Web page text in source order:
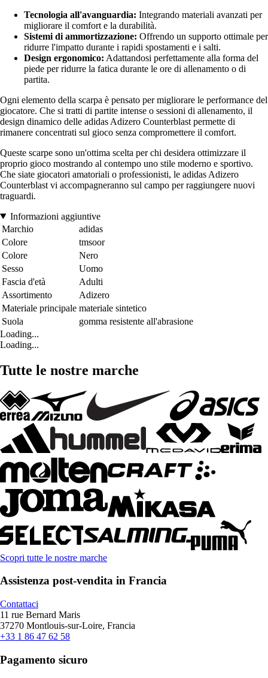
Tecnologia all'avanguardia: Integrando materiali avanzati per
migliorare il comfort e la durabilità.
Sistemi di ammortizzazione: Offrendo un supporto ottimale per
ridurre l'impatto durante i rapidi spostamenti e i salti.
Design ergonomico: Adattandosi perfettamente alla forma del
piede per ridurre la fatica durante le ore di allenamento o di
partita.
Ogni elemento della scarpa è pensato per migliorare le performance del
giocatore. Che si tratti di partite intense o sessioni di allenamento, il
design dinamico delle adidas Adizero Counterblast permette di
rimanere concentrati sul gioco senza compromettere il comfort.
Queste scarpe sono un'ottima scelta per chi desidera ottimizzare il
proprio gioco mostrando al contempo uno stile moderno e sportivo.
Che siate giocatori amatoriali o professionisti, le adidas Adizero
Counterblast vi accompagneranno sul campo per raggiungere nuovi
traguardi.
Informazioni aggiuntive
Marchio
adidas
Colore
tmsoor
Colore
Nero
Sesso
Uomo
Fascia d'età
Adulti
Assortimento
Adizero
Materiale principale materiale sintetico
Suola
gomma resistente all'abrasione
Loading...
Loading...
Tutte le nostre marche
Scopri tutte le nostre marche
Assistenza post-vendita in Francia
Contattaci
11 rue Bernard Maris
37270 Montlouis-sur-Loire, Francia
+33 1 86 47 62 58
Pagamento sicuro